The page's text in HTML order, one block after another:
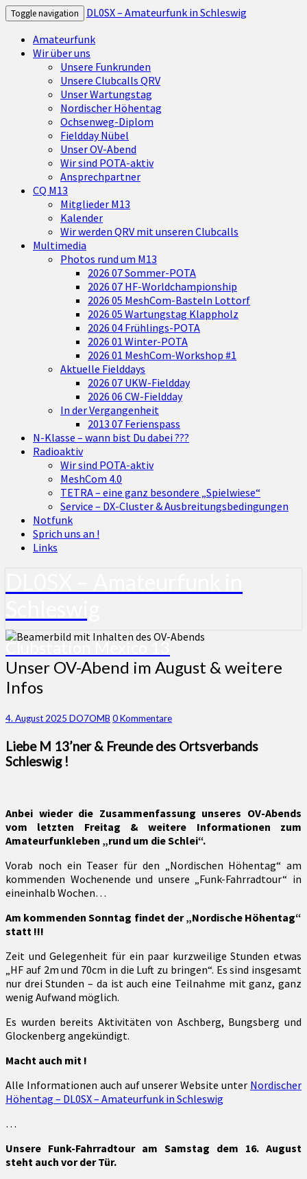
Toggle navigation
DL0SX – Amateurfunk in Schleswig
Amateurfunk
Wir über uns
Unsere Funkrunden
Unsere Clubcalls QRV
Unser Wartungstag
Nordischer Höhentag
Ochsenweg-Diplom
Fieldday Nübel
Unser OV-Abend
Wir sind POTA-aktiv
Ansprechpartner
CQ M13
Mitglieder M13
Kalender
Wir werden QRV mit unseren Clubcalls
Multimedia
Photos rund um M13
2026 07 Sommer-POTA
2026 07 HF-Worldchampionship
2026 05 MeshCom-Basteln Lottorf
2026 05 Wartungstag Klappholz
2026 04 Frühlings-POTA
2026 01 Winter-POTA
2026 01 MeshCom-Workshop #1
Aktuelle Fielddays
2026 07 UKW-Fieldday
2026 06 CW-Fieldday
In der Vergangenheit
2013 07 Ferienspass
N-Klasse – wann bist Du dabei ???
Radioaktiv
Wir sind POTA-aktiv
MeshCom 4.0
TETRA – eine ganz besondere „Spielwiese“
Service – DX-Cluster & Ausbreitungsbedingungen
Notfunk
Sprich uns an !
Links
Clubstation Mexico 13
Unser
OV-
Abend
August
weitere
Infos
Unser OV-Abend im August & weitere
Infos
4. August 2025 DO7OMB Kommentare
0 Kommentare
Liebe M 13’ner & Freunde des Ortsverbands
Schleswig !
Anbei wieder die Zusammenfassung unseres OV-Abends
vom letzten Freitag & weitere Informationen zum
Amateurfunkleben „rund um die Schlei“.
Vorab noch ein Teaser für den „Nordischen Höhentag“ am
kommenden Wochenende und unsere „Funk-Fahrradtour“ in
eineinhalb Wochen…
Am kommenden Sonntag findet der „Nordische Höhentag“
statt !!!
Zeit und Gelegenheit für ein paar kurzweilige Stunden etwas
„HF auf 2m und 70cm in die Luft zu bringen“. Es sind insgesamt
nur drei Stunden – da ist auch eine Teilnahme mit ganz, ganz
wenig Aufwand möglich.
Es wurden bereits Aktivitäten von Aschberg, Bungsberg und
Glockenberg angekündigt.
Macht auch mit !
Alle Informationen auch auf unserer Website unter Nordischer
Höhentag – DL0SX – Amateurfunk in Schleswig
…
Unsere Funk-Fahrradtour am Samstag dem 16. August
steht auch vor der Tür.